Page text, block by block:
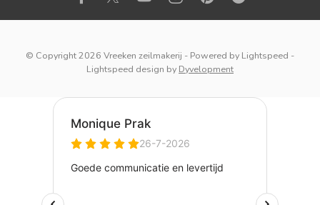
© Copyright 2026 Vreeken zeilmakerij - Powered by Lightspeed -
Lightspeed design by Dyvelopment